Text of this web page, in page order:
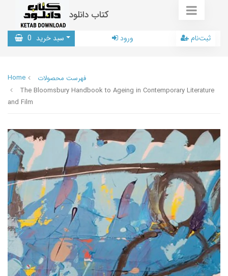
کتاب دانلود
سبد خرید 0 ورود ثبت‌نام
Home
فهرست محصولات
The Bloomsbury Handbook to Ageing in Contemporary Literature
and Film